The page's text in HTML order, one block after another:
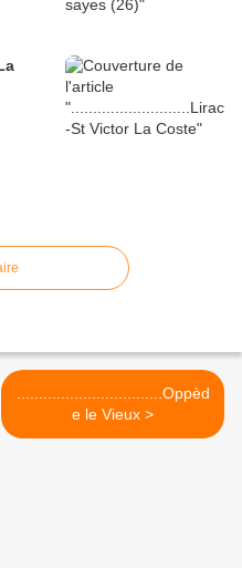
.................................Oppèd
e le Vieux >